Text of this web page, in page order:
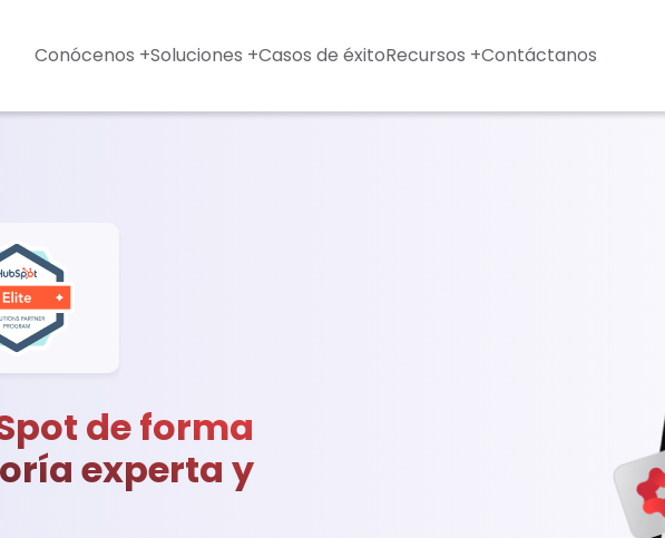
Conócenos +Soluciones +Casos de éxitoRecursos +Contáctanos
de forma
experta y